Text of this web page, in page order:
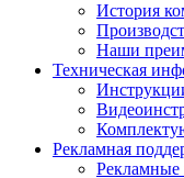
История
Наши
Техническая
Рекламная
Рекламные